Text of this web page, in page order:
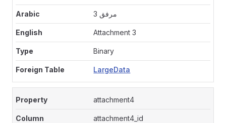
مرفق 3
Attachment 3
Binary
LargeData
attachment4
attachment4_id